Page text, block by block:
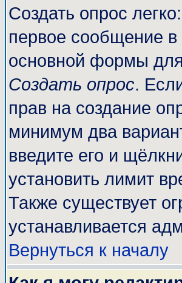
Создать опрос
первое сообщение в
основной формы
Создать опрос.
прав на создание
минимум два
введите его и
установить лимит
Также существует
устанавливается
Вернуться к началу